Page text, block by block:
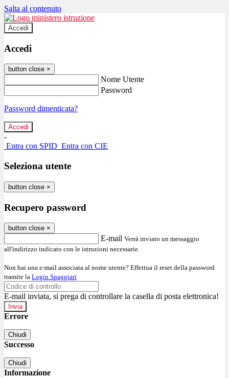
Salta al contenuto
Accedi
Accedi
button close ×
Nome Utente
Password
Password dimenticata?
-
Entra con SPID Entra con CIE
Seleziona utente
button close ×
Recupero password
button close ×
E-mail Verrà inviato un messaggio
all'indirizzo indicato con le istruzioni necessarie.
Non hai una e-mail associata al nome utente? Effettua il reset della password
tramite la Login Spaggiari
E-mail inviata, si prega di controllare la casella di posta elettronica!
Errore
Chiudi
Successo
Chiudi
Informazione